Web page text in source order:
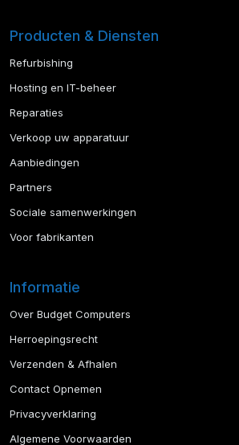
Producten & Diensten
Refurbishing
Hosting en IT-beheer
Reparaties
Verkoop uw apparatuur
Aanbiedingen
Partners
Sociale samenwerkingen
Voor fabrikanten
Informatie
Over Budget Computers
Herroepingsrecht
Verzenden & Afhalen
Contact Opnemen
Privacyverklaring
Algemene Voorwaarden